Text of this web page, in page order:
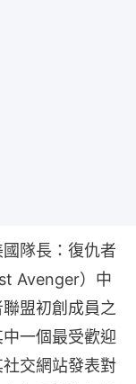
國隊長：復仇者
Avenger）中
盟初創成員之
一個最受歡迎
交網站發表對